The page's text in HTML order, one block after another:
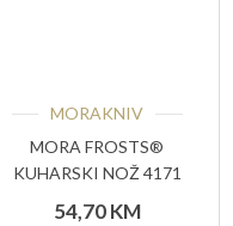
MORAKNIV
MORA FROSTS®
KUHARSKI NOŽ 4171
PG
54,70KM